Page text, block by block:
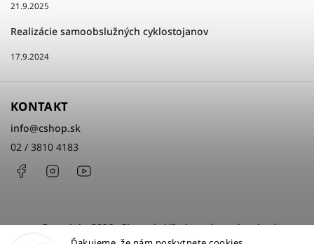
21.9.2025
Realizácie samoobslužných cyklostojanov
17.9.2024
KONTAKT
info@cshop.sk
02 / 3810 4183
FacebookInstagram
Copyright 2026cShop.sk. Všetky práva vyhradené.